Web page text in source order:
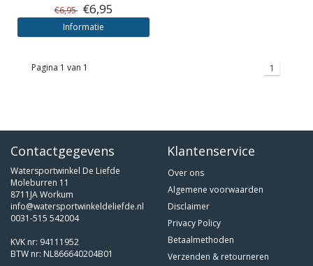
€6,95 €6,95
Informatie
Pagina 1 van 1 1
Contactgegevens
Watersportwinkel De Liefde
Moleburren 11
8711JA Workum
info@watersportwinkeldeliefde.nl
0031-515 542004
KVK nr: 94111952
BTW nr: NL866640204B01
Klantenservice
Over ons
Algemene voorwaarden
Disclaimer
Privacy Policy
Betaalmethoden
Verzenden & retourneren